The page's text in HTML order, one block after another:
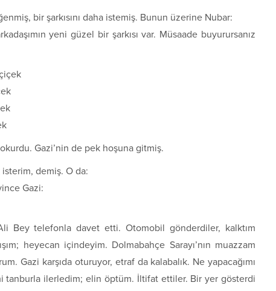
bir şarkısını daha istemiş. Bunun üzerine Nubar:
yeni güzel bir şarkısı var. Müsaade buyurursanız
Gazi’nin de pek hoşuna gitmiş.
demiş. O da:
Gazi:
Ali Bey telefonla davet etti. Otomobil gönderdiler, kalktım
heyecan içindeyim. Dolmabahçe Sarayı’nın muazzam
Gazi karşıda oturuyor, etraf da kalabalık. Ne yapacağımı
tanburla ilerledim; elin öptüm. İltifat ettiler. Bir yer gösterdi